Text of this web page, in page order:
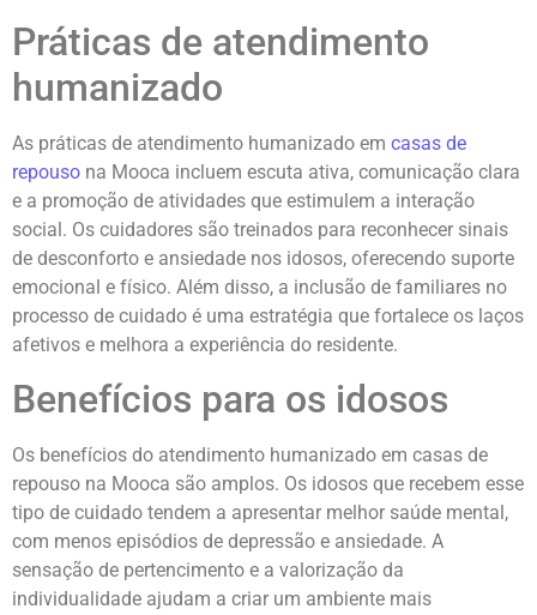
Práticas de atendimento
humanizado
As práticas de atendimento humanizado em casas de
repouso na Mooca incluem escuta ativa, comunicação clara
e a promoção de atividades que estimulem a interação
social. Os cuidadores são treinados para reconhecer sinais
de desconforto e ansiedade nos idosos, oferecendo suporte
emocional e físico. Além disso, a inclusão de familiares no
processo de cuidado é uma estratégia que fortalece os laços
afetivos e melhora a experiência do residente.
Benefícios para os idosos
Os benefícios do atendimento humanizado em casas de
repouso na Mooca são amplos. Os idosos que recebem esse
tipo de cuidado tendem a apresentar melhor saúde mental,
com menos episódios de depressão e ansiedade. A
sensação de pertencimento e a valorização da
individualidade ajudam a criar um ambiente mais